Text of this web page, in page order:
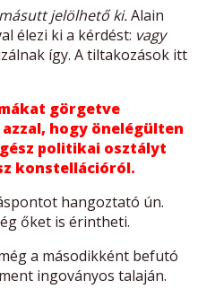
jelölhető ki.Alain
élezi ki a kérdést: vagy
így. A tiltakozások itt
görgetve
hogy önelégülten
politikai osztályt
konstellációról.
hangoztató ún.
őket is érintheti.
a másodikként befutó
ingoványos talaján.